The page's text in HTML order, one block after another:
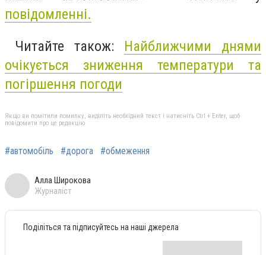
повідомленні.
Читайте також: Найближчими днями
очікується зниження температури та
погіршення погоди
Якщо ви помітили помилку, виділіть необхідний текст і натисніть Ctrl + Enter, щоб
повідомити про це редакцію
#автомобіль #дорога #обмеження
Алла Широкова
Журналіст
Поділіться та підписуйтесь на наші джерела